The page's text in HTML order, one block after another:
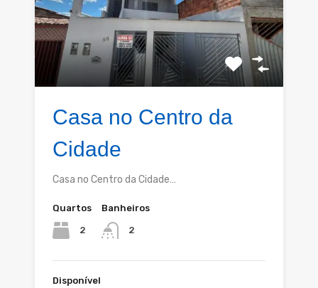
Casa no Centro da
Cidade
Casa no Centro da Cidade…
Quartos
2
Banheiros
2
Disponível